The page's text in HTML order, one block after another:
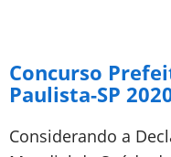
Concurso
Paulista-SP
Considerando a